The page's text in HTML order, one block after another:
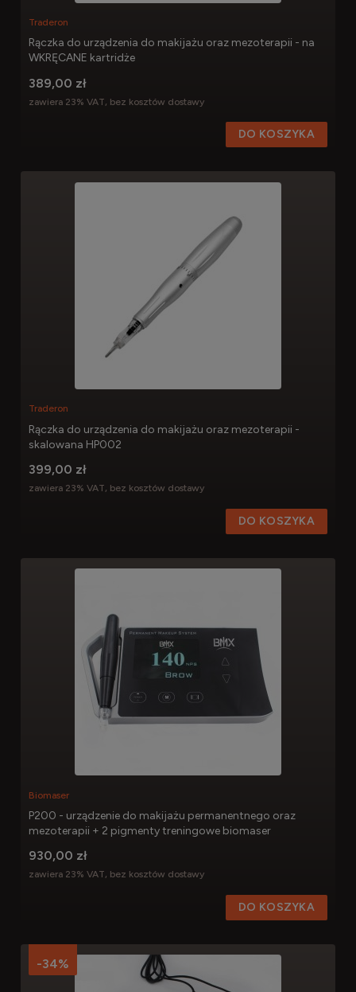
Rączka do urządzenia do makijażu oraz mezoterapii - na
WKRĘCANE kartridże
Traderon
389,00 zł
zawiera 23% VAT, bez kosztów dostawy
DO KOSZYKA
Rączka do urządzenia do makijażu oraz mezoterapii -
skalowana HP002
Traderon
399,00 zł
zawiera 23% VAT, bez kosztów dostawy
DO KOSZYKA
P200 - urządzenie do makijażu permanentnego oraz
mezoterapii + 2 pigmenty treningowe biomaser
Biomaser
930,00 zł
zawiera 23% VAT, bez kosztów dostawy
DO KOSZYKA
-34%